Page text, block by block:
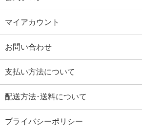
マイアカウント
お問い合わせ
支払い方法について
配送方法･送料について
プライバシーポリシー